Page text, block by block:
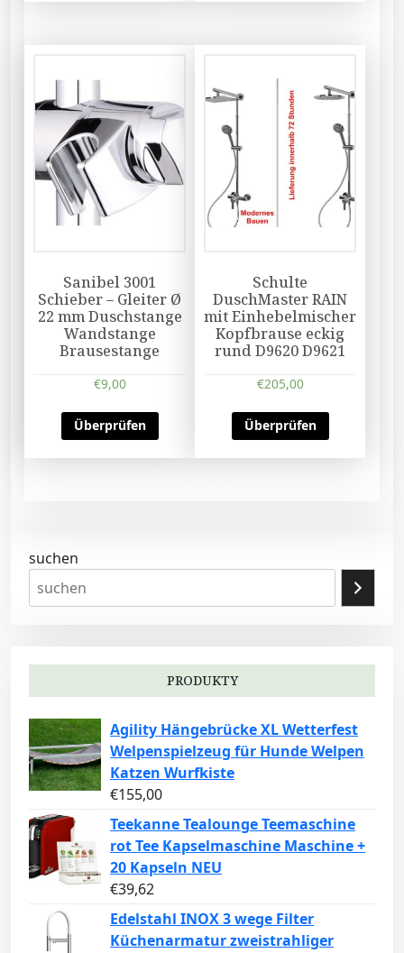
Sanibel 3001
Schieber – Gleiter Ø
22 mm Duschstange
Wandstange
Brausestange
€9,00
Überprüfen
Schulte
DuschMaster RAIN
mit Einhebelmischer
Kopfbrause eckig
rund D9620 D9621
€205,00
Überprüfen
suchen
PRODUKTY
Agility Hängebrücke XL Wetterfest
Welpenspielzeug für Hunde Welpen
Katzen Wurfkiste
€155,00
Teekanne Tealounge Teemaschine
rot Tee Kapselmaschine Maschine +
20 Kapseln NEU
€39,62
Edelstahl INOX 3 wege Filter
Küchenarmatur zweistrahliger